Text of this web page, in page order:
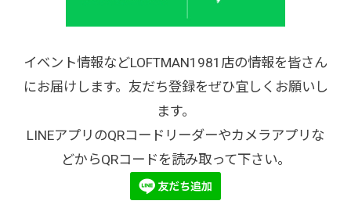
イベント情報などLOFTMAN1981店の情報を皆さん
にお届けします。友だち登録をぜひ宜しくお願いし
ます。
LINEアプリのQRコードリーダーやカメラアプリな
どからQRコードを読み取って下さい。